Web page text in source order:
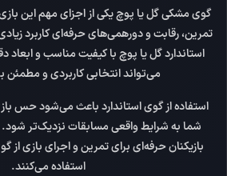
گوی مشکی گل یا پوچیکی از اجزای مهم این
تمرین، رقابت و دورهمی‌های حرفه‌ای کاربرد
استاندارد گل یا پوچبا کیفیت مناسب و
می‌تواند انتخابی کاربردی و مطمئن
استفاده از گوی استاندارد باعث می‌شود حس
شما به شرایط واقعی مسابقات نزدیک‌تر شود.
بازیکنان حرفه‌ای برای تمرین و اجرای بازی از
استفاده می‌کنند.